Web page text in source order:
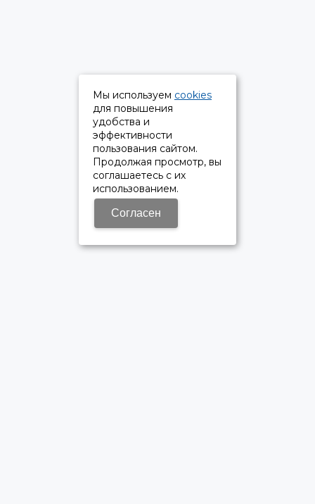
Мы используем cookies
для повышения
удобства и
эффективности
пользования сайтом.
Продолжая просмотр, вы
соглашаетесь с их
использованием.
Согласен